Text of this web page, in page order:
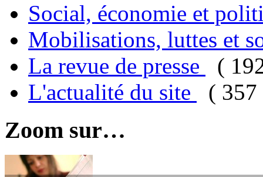
Social, économie et
Mobilisations, luttes et
La revue de presse
(
L'actualité du site
( 357
Zoom sur…